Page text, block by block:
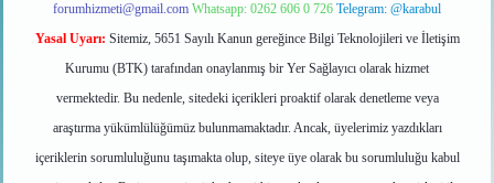
forumhizmeti@gmail.com Whatsapp: 0262 606 0 726 Telegram: @karabul
Yasal Uyarı: Sitemiz, 5651 Sayılı Kanun gereğince Bilgi Teknolojileri ve İletişim
Kurumu (BTK) tarafından onaylanmış bir Yer Sağlayıcı olarak hizmet
vermektedir. Bu nedenle, sitedeki içerikleri proaktif olarak denetleme veya
araştırma yükümlülüğümüz bulunmamaktadır. Ancak, üyelerimiz yazdıkları
içeriklerin sorumluluğunu taşımakta olup, siteye üye olarak bu sorumluluğu kabul